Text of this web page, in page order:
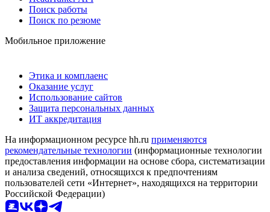
Поиск работы
Поиск по резюме
Мобильное приложение
Этика и комплаенс
Оказание услуг
Использование сайтов
Защита персональных данных
ИТ аккредитация
На информационном ресурсе hh.ru применяются
рекомендательные технологии (информационные технологии
предоставления информации на основе сбора, систематизации
и анализа сведений, относящихся к предпочтениям
пользователей сети «Интернет», находящихся на территории
Российской Федерации)